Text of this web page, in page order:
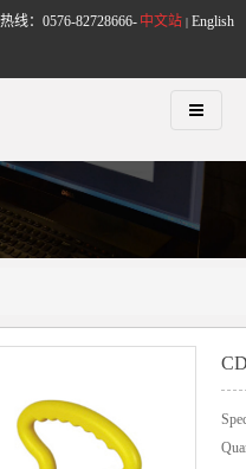
中文站 | English
线：0576-82728666-